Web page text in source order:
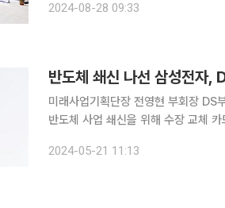
상공회의소에서 열린 제2차 AI 산업
2024-08-28 09:33
반도체 쇄신 나선 삼성전자,
미래사업기획단장 전영현 부회장 DS부문
반도체 사업 쇄신을 위해 수장 교체
솔루션(DS) 부문장에 임명했다고 21
2024-05-21 11:13